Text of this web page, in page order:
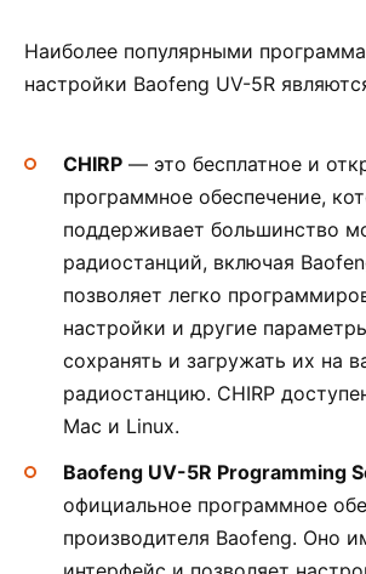
Наиболее популярными
настройки Baofeng UV-5R
CHIRP — это бесплатное и
программное обеспечение,
поддерживает большинство
радиостанций, включая
позволяет легко
настройки и другие
сохранять и загружать их на
радиостанцию. CHIRP
Mac и Linux.
Baofeng UV-5R Programming
официальное программное
производителя Baofeng. Оно